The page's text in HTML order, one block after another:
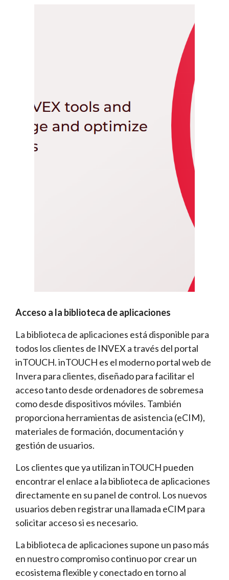
Acceso a la biblioteca de aplicaciones
La biblioteca de aplicaciones está disponible para
todos los clientes de INVEX a través del portal
inTOUCH. inTOUCH es el moderno portal web de
Invera para clientes, diseñado para facilitar el
acceso tanto desde ordenadores de sobremesa
como desde dispositivos móviles. También
proporciona herramientas de asistencia (eCIM),
materiales de formación, documentación y
gestión de usuarios.
Los clientes que ya utilizan inTOUCH pueden
encontrar el enlace a la biblioteca de aplicaciones
directamente en su panel de control. Los nuevos
usuarios deben registrar una llamada eCIM para
solicitar acceso si es necesario.
La biblioteca de aplicaciones supone un paso más
en nuestro compromiso continuo por crear un
ecosistema flexible y conectado en torno al